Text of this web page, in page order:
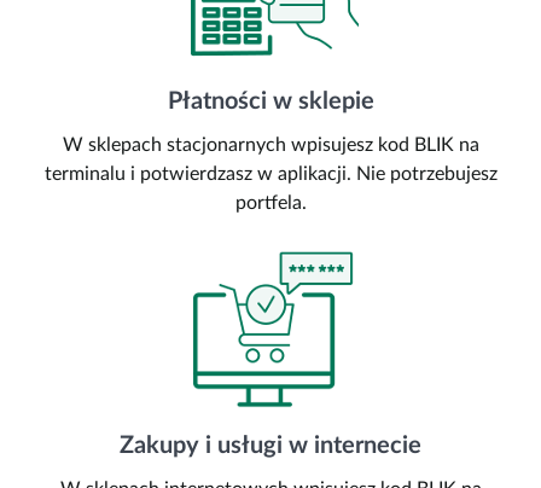
Płatności w sklepie
W sklepach stacjonarnych wpisujesz kod BLIK na
terminalu i potwierdzasz w aplikacji. Nie potrzebujesz
portfela.
Zakupy i usługi w internecie